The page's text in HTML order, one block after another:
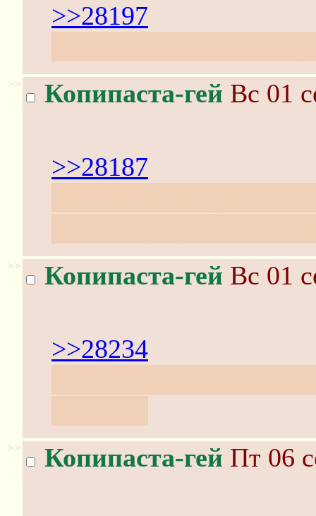
>>28197
>> Копипаста-гей Вс 01
>>28187
>> Копипаста-гей Вс 01
>>28234
>> Копипаста-гей Пт 06